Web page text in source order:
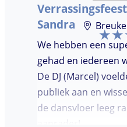
Sandra
We hebben een
gehad en iedereen
De DJ (Marcel)
publiek aan en
de dansvloer leeg